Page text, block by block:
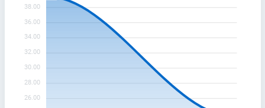
38.00
36.00
34.00
32.00
30.00
28.00
26.00